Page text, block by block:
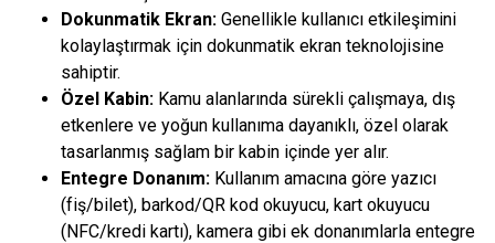
Dokunmatik Ekran: Genellikle kullanıcı etkileşimini
kolaylaştırmak için dokunmatik ekran teknolojisine
sahiptir.
Özel Kabin: Kamu alanlarında sürekli çalışmaya, dış
etkenlere ve yoğun kullanıma dayanıklı, özel olarak
tasarlanmış sağlam bir kabin içinde yer alır.
Entegre Donanım: Kullanım amacına göre yazıcı
(fiş/bilet), barkod/QR kod okuyucu, kart okuyucu
(NFC/kredi kartı), kamera gibi ek donanımlarla entegre